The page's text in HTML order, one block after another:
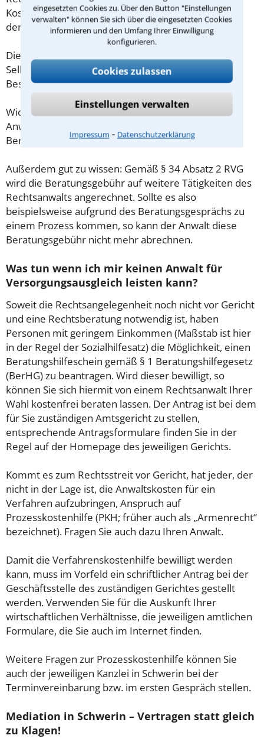
eingesetzten Cookies zu. Über den Button "Einstellungen
verwalten" können Sie sich über die eingesetzten Cookies
informieren und den Umfang Ihrer Einwilligung
konfigurieren.
Cookies zulassen
Einstellungen verwalten
Impressum ⁃ Datenschutzerklärung
Kosten für das erste Beratungsgespräch betragen
demnach maximal 190,00 € zzgl. MwSt.
Diese Regelung gilt jedoch nur für Verbraucher. Für
Selbstständige oder Freiberufler gilt diese
Beschränkung nicht.
Wichtig daher: Klären Sie die Kostenfrage mit Ihrem
Anwalt aus Schwerin schon zu Beginn der ersten
Beratung.
Außerdem gut zu wissen: Gemäß § 34 Absatz 2 RVG
wird die Beratungsgebühr auf weitere Tätigkeiten des
Rechtsanwalts angerechnet. Sollte es also
beispielsweise aufgrund des Beratungsgesprächs zu
einem Prozess kommen, so kann der Anwalt diese
Beratungsgebühr nicht mehr abrechnen.
Was tun wenn ich mir keinen Anwalt für
Versorgungsausgleich leisten kann?
Soweit die Rechtsangelegenheit noch nicht vor Gericht
und eine Rechtsberatung notwendig ist, haben
Personen mit geringem Einkommen (Maßstab ist hier
in der Regel der Sozialhilfesatz) die Möglichkeit, einen
Beratungshilfeschein gemäß § 1 Beratungshilfegesetz
(BerHG) zu beantragen. Wird dieser bewilligt, so
können Sie sich hiermit von einem Rechtsanwalt Ihrer
Wahl kostenfrei beraten lassen. Der Antrag ist bei dem
für Sie zuständigen Amtsgericht zu stellen,
entsprechende Antragsformulare finden Sie in der
Regel auf der Homepage des jeweiligen Gerichts.
Kommt es zum Rechtsstreit vor Gericht, hat jeder, der
nicht in der Lage ist, die Anwaltskosten für ein
Verfahren aufzubringen, Anspruch auf
Prozesskostenhilfe (PKH; früher auch als „Armenrecht“
bezeichnet). Fragen Sie auch dazu Ihren Anwalt.
Damit die Verfahrenskostenhilfe bewilligt werden
kann, muss im Vorfeld ein schriftlicher Antrag bei der
Geschäftsstelle des zuständigen Gerichtes gestellt
werden. Verwenden Sie für die Auskunft Ihrer
wirtschaftlichen Verhältnisse, die jeweiligen amtlichen
Formulare, die Sie auch im Internet finden.
Weitere Fragen zur Prozesskostenhilfe können Sie
auch der jeweiligen Kanzlei in Schwerin bei der
Terminvereinbarung bzw. im ersten Gespräch stellen.
Mediation in Schwerin – Vertragen statt gleich
zu Klagen!